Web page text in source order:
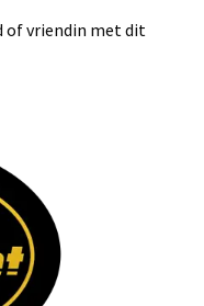
of vriendin met dit